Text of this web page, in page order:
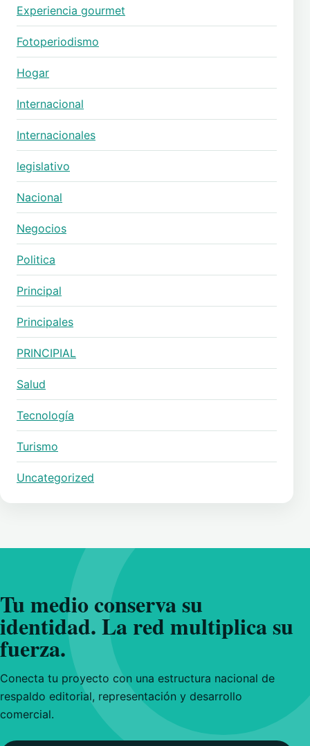
Experiencia gourmet
Fotoperiodismo
Hogar
Internacional
Internacionales
legislativo
Nacional
Negocios
Politica
Principal
Principales
PRINCIPIAL
Salud
Tecnología
Turismo
Uncategorized
Tu medio conserva su
identidad. La red multiplica su
fuerza.
Conecta tu proyecto con una estructura nacional de
respaldo editorial, representación y desarrollo
comercial.